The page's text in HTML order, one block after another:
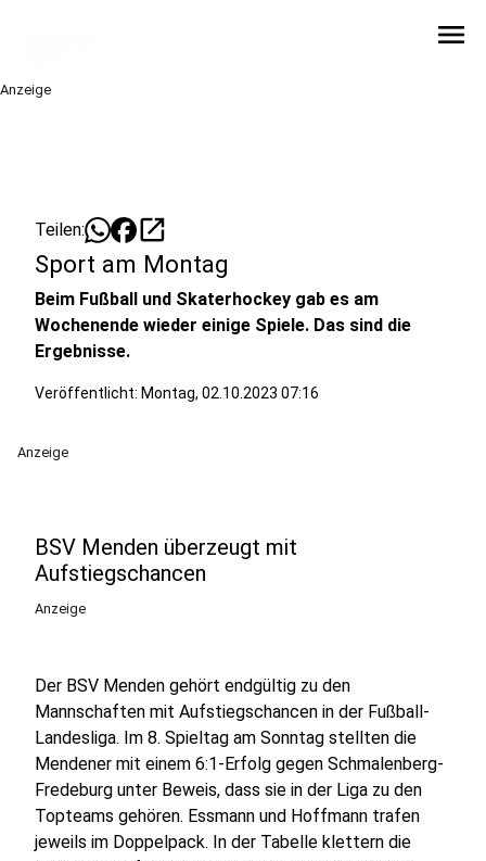
menu
Anzeige
Teilen: open_in_new
Sport am Montag
Beim Fußball und Skaterhockey gab es am
Wochenende wieder einige Spiele. Das sind die
Ergebnisse.
Veröffentlicht: Montag, 02.10.2023 07:16
Anzeige
BSV Menden überzeugt mit
Aufstiegschancen
Anzeige
Der BSV Menden gehört endgültig zu den
Mannschaften mit Aufstiegschancen in der Fußball-
Landesliga. Im 8. Spieltag am Sonntag stellten die
Mendener mit einem 6:1-Erfolg gegen Schmalenberg-
Fredeburg unter Beweis, dass sie in der Liga zu den
Topteams gehören. Essmann und Hoffmann trafen
jeweils im Doppelpack. In der Tabelle klettern die